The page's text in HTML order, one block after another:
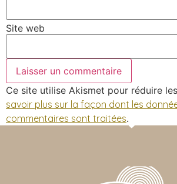
Site web
Ce site utilise Akismet pour réduire
savoir plus sur la façon dont les
commentaires sont traitées.